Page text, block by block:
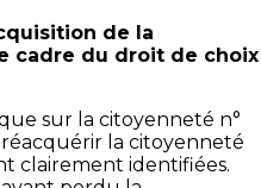
de la
cadre du droit de choix
sur la citoyenneté n°
la citoyenneté
clairement identifiées.